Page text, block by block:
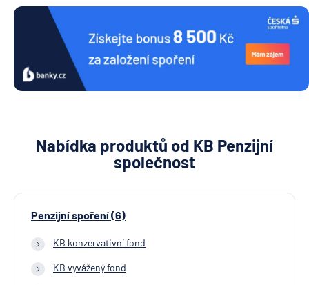
Nabídka produktů od KB Penzijní
společnost
Penzijní spoření (6)
KB konzervativní fond
KB vyvážený fond